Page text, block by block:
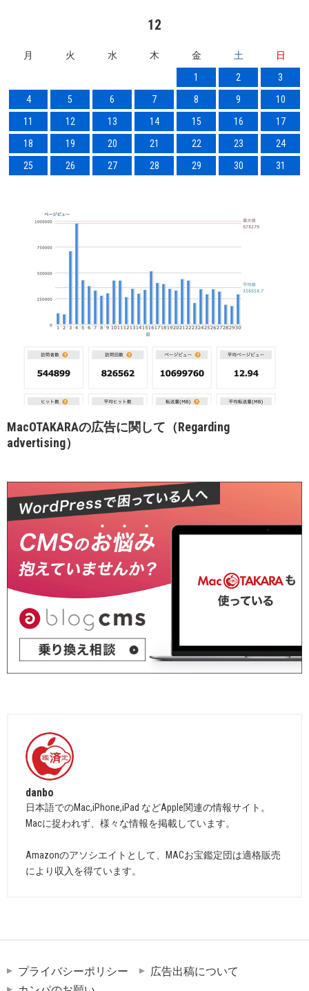
12
月 火 水 木 金 土
日
1
2
3
4
5 6 7 8 9
10
11
12 13 14 15 16
17
18
19 20 21 22 23
24
25
26 27 28 29 30 31
MacOTAKARAの広告に関して（Regarding
advertising）
danbo
日本語でのMac,iPhone,iPad などApple関連の情報サイト。
Macに捉われず、様々な情報を掲載しています。
Amazonのアソシエイトとして、MACお宝鑑定団は適格販売
により収入を得ています。
プライバシーポリシー
広告出稿について